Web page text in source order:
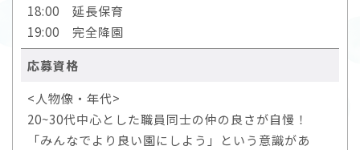
18:00 延長保育
19:00 完全降園
応募資格
<人物像・年代>
20~30代中心とした職員同士の仲の良さが自慢！
「みんなでより良い園にしよう」という意識があ